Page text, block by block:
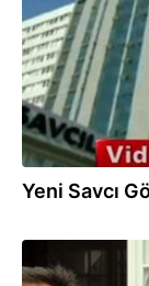
Yeni Savcı
17.01.2014